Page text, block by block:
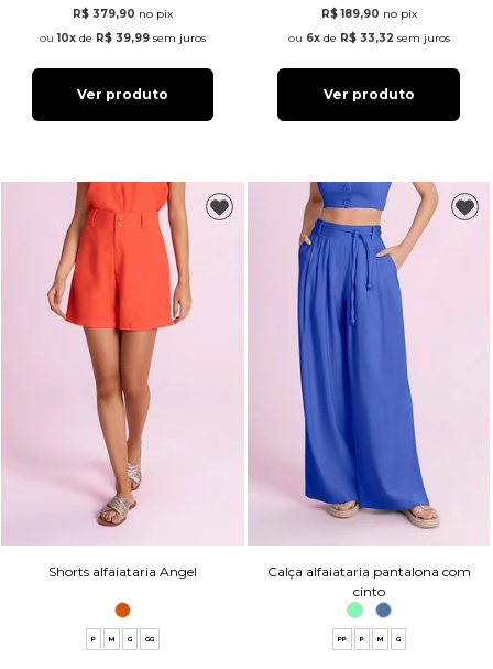
R$ 379,90 no pix
10x de R$ 39,99 sem juros
Ver produto
R$ 189,90 no pix
6xde R$ 33,32 sem juros
Ver produto
Shorts alfaiataria Angel
P M G GG
Calça alfaiataria pantalona com
cinto
PP P M G